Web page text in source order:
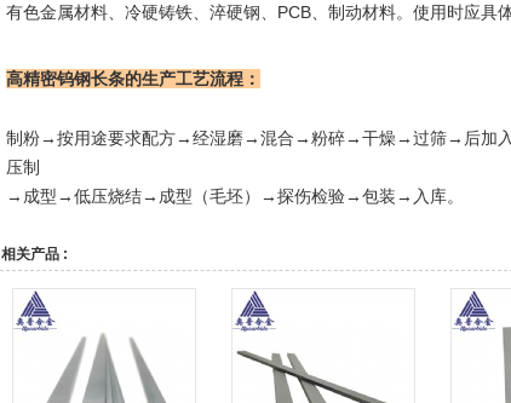
有色金属材料、冷硬铸铁、淬硬钢、PCB、制动材料。使用时应具
高精密钨钢长条的生产工艺流程：
制粉→按用途要求配方→经湿磨→混合→粉碎→干燥→过筛→后加
压制
→成型→低压烧结→成型（毛坯）→探伤检验→包装→入库。
相关产品 :